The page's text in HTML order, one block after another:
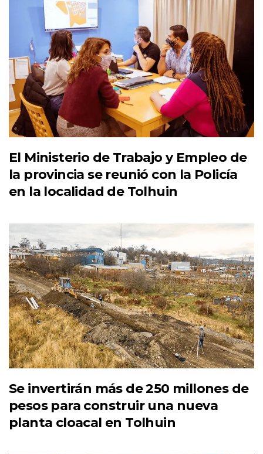
El Ministerio de Trabajo y Empleo de
la provincia se reunió con la Policía
en la localidad de Tolhuin
Se invertirán más de 250 millones de
pesos para construir una nueva
planta cloacal en Tolhuin